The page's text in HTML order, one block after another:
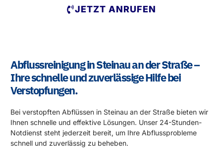
JETZT ANRUFEN
Abflussreinigung in Steinau an der Straße –
Ihre schnelle und zuverlässige Hilfe bei
Verstopfungen.
Bei verstopften Abflüssen in Steinau an der Straße bieten wir
Ihnen schnelle und effektive Lösungen. Unser 24-Stunden-
Notdienst steht jederzeit bereit, um Ihre Abflussprobleme
schnell und zuverlässig zu beheben.